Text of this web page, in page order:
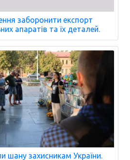
заборонити експорт
апаратів та їх деталей.
шану захисникам України.